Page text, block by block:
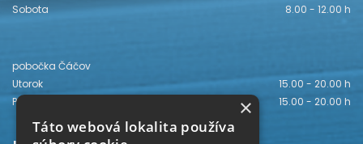
Sobota
8.00 - 12.00 h
pobočka Čáčov
Utorok
15.00 - 20.00 h
Piatok
15.00 - 20.00 h
×
Táto webová lokalita používa